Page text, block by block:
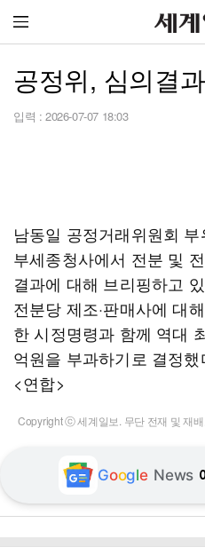
공정위, 심의결
입력 : 2026-07-07 18:03
남동일 공정거래위원회
부세종청사에서 전분 및
결과에 대해 브리핑하고
전분당 제조·판매사에 대
한 시정명령과 함께 역대
억원을 부과하기로 결정했
<연합>
Copyright ⓒ 세계일보. 무단 전재 및 재
Google News